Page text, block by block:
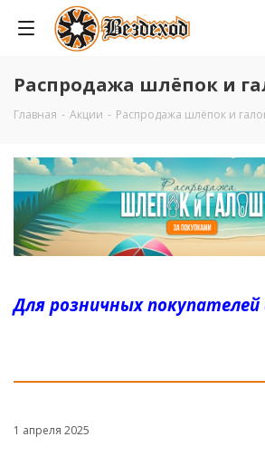
Распродажа шлёпок и
Главная - Акции - Распродажа шлёпок и
Для розничных покупателей
1 апреля 2025